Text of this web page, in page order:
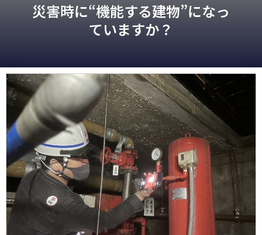
災害時に“機能する建物”になっ
ていますか？